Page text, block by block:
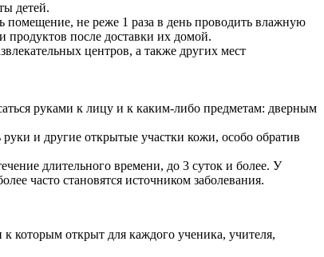
детей.
помещение, не реже 1 раза в день проводить влажную
после доставки их домой.
центров, а также других мест
руками к лицу и к каким-либо предметам: дверным
и другие открытые участки кожи, особо обратив
длительного времени, до 3 суток и более. У
часто становятся источником заболевания.
которым открыт для каждого ученика, учителя,